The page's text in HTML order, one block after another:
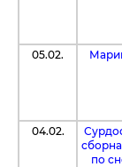
05.02.
04.02.
по